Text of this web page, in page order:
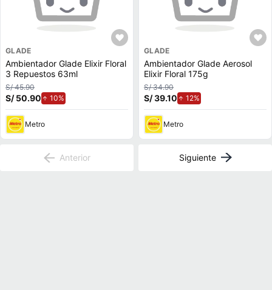
GLADE
Ambientador Glade Elixir Floral
3 Repuestos 63ml
S/ 45.90
S/ 50.90 10%
Metro
GLADE
Ambientador Glade Aerosol
Elixir Floral 175g
S/ 34.90
S/ 39.10 12%
Metro
Anterior Siguiente